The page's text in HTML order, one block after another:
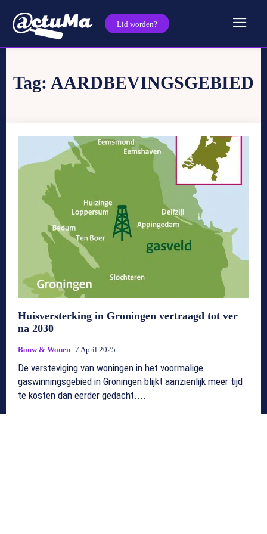
Lid worden?
Tag: AARDBEVINGSGEBIED
Huisversterking in Groningen vertraagd tot ver
na 2030
Bouw & Wonen 7 April 2025
De versteviging van woningen in het voormalige
gaswinningsgebied in Groningen blijkt aanzienlijk meer tijd
te kosten dan eerder gedacht....